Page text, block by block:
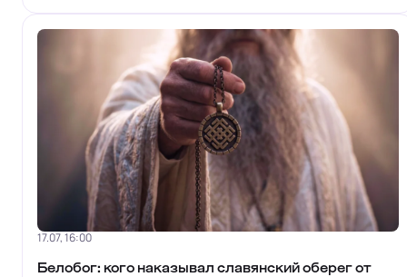
17.07, 16:00
Белобог: кого наказывал славянский оберег от